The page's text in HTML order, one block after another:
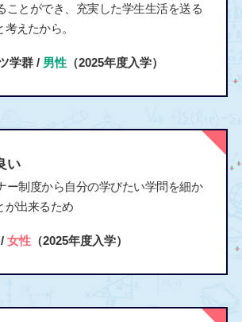
ことができ、充実した学生生活を送る
えたから。
学群 / 男性（2025年度入学）
い
ー制度から自分の学びたい学問を細か
が出来るため
女性（2025年度入学）